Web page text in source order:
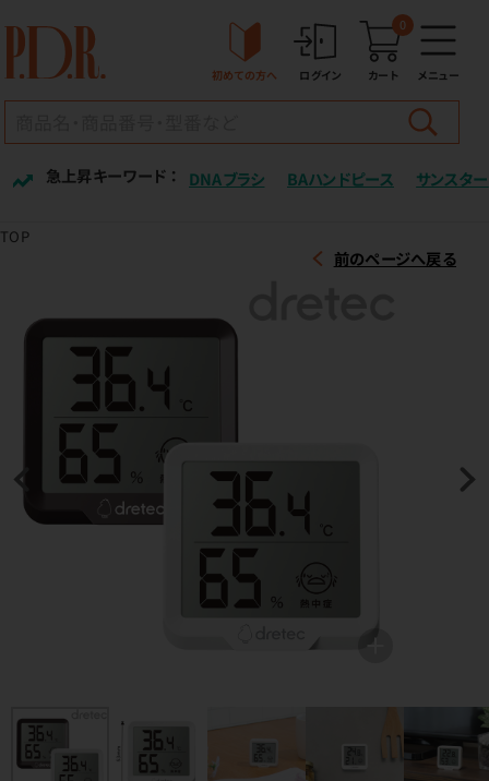
初めての方へ ログイン カート
0
メニュー
急上昇キーワード ： DNAブラシ BAハンドピース サンスター
TOP
前のページへ戻る